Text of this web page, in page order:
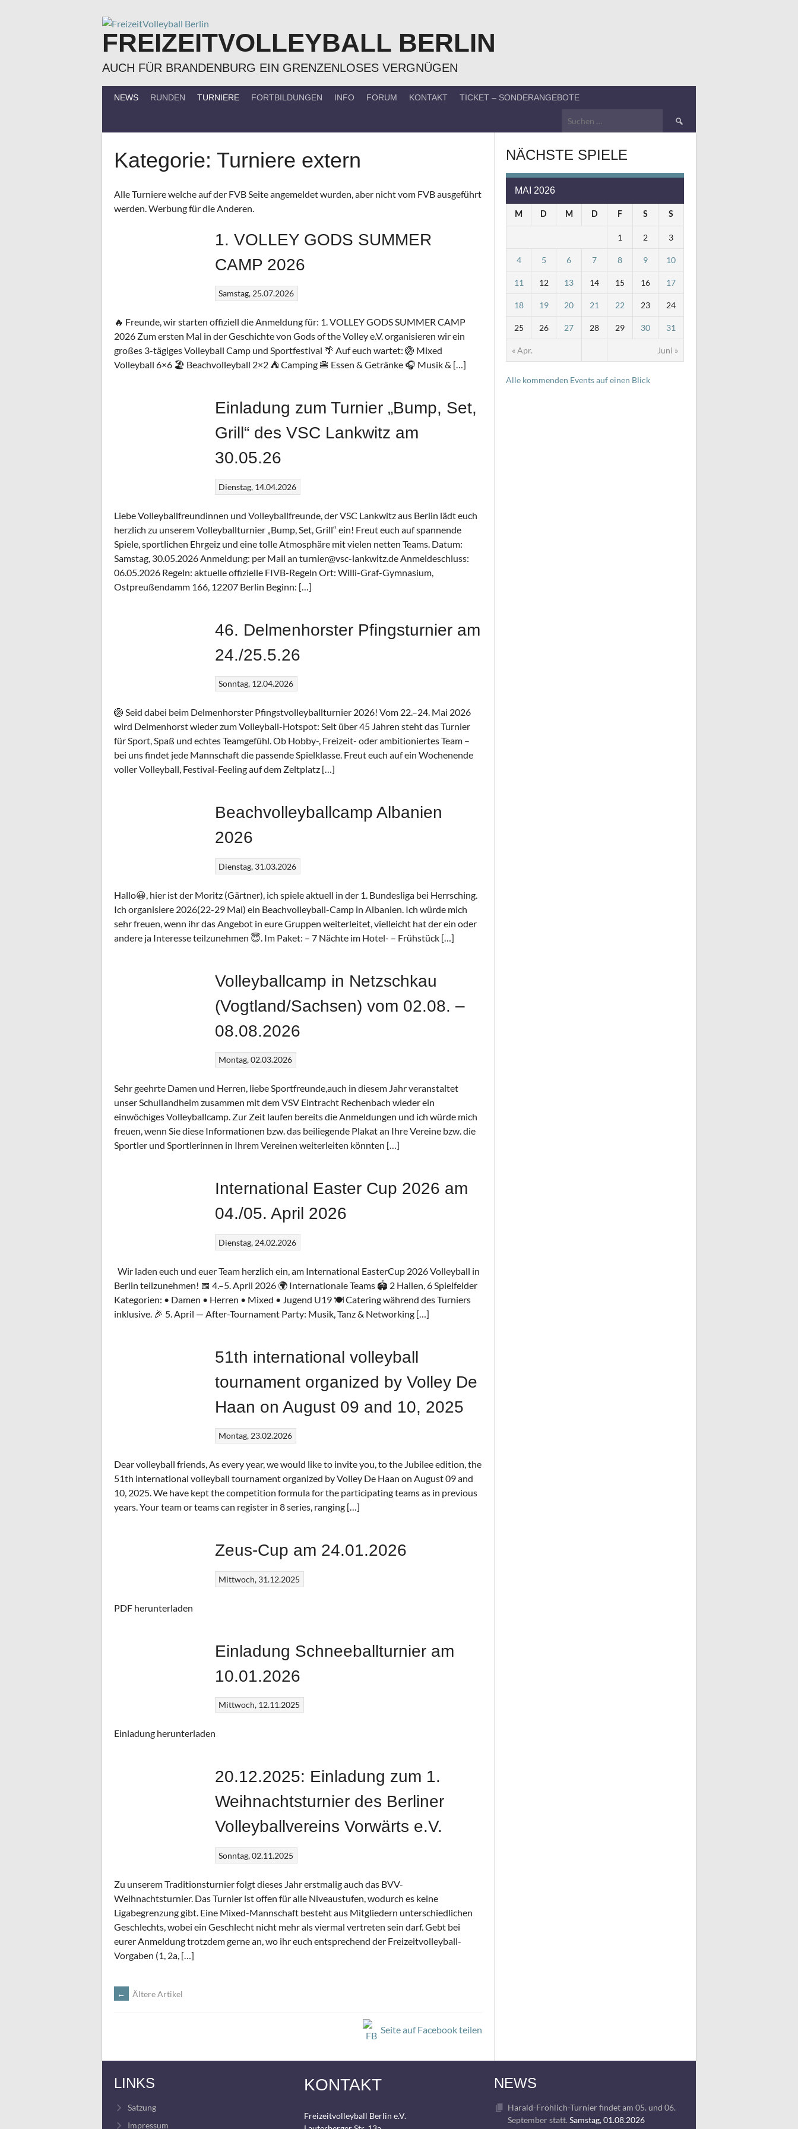
FREIZEITVOLLEYBALL BERLIN
AUCH FÜR BRANDENBURG EIN GRENZENLOSES VERGNÜGEN
NEWS RUNDEN TURNIERE FORTBILDUNGEN INFO FORUM KONTAKT TICKET – SONDERANGEBOTE
Suchen
Kategorie: Turniere extern
Alle Turniere welche auf der FVB Seite angemeldet wurden, aber nicht vom FVB ausgeführt
werden. Werbung für die Anderen.
1. VOLLEY GODS SUMMER
CAMP 2026
Samstag, 25.07.2026
🔥 Freunde, wir starten offiziell die Anmeldung für: 1. VOLLEY GODS SUMMER CAMP
2026 Zum ersten Mal in der Geschichte von Gods of the Volley e.V. organisieren wir ein
großes 3-tägiges Volleyball Camp und Sportfestival 🌴 Auf euch wartet: 🏐 Mixed
Volleyball 6×6 🏖 Beachvolleyball 2×2 ⛺ Camping 🍔 Essen & Getränke 🎧 Musik & […]
Einladung zum Turnier „Bump, Set,
Grill“ des VSC Lankwitz am
30.05.26
Dienstag, 14.04.2026
Liebe Volleyballfreundinnen und Volleyballfreunde, der VSC Lankwitz aus Berlin lädt euch
herzlich zu unserem Volleyballturnier „Bump, Set, Grill“ ein! Freut euch auf spannende
Spiele, sportlichen Ehrgeiz und eine tolle Atmosphäre mit vielen netten Teams. Datum:
Samstag, 30.05.2026 Anmeldung: per Mail an turnier@vsc-lankwitz.de Anmeldeschluss:
06.05.2026 Regeln: aktuelle offizielle FIVB-Regeln Ort: Willi-Graf-Gymnasium,
Ostpreußendamm 166, 12207 Berlin Beginn: […]
46. Delmenhorster Pfingsturnier am
24./25.5.26
Sonntag, 12.04.2026
🏐 Seid dabei beim Delmenhorster Pfingstvolleyballturnier 2026! Vom 22.–24. Mai 2026
wird Delmenhorst wieder zum Volleyball-Hotspot: Seit über 45 Jahren steht das Turnier
für Sport, Spaß und echtes Teamgefühl. Ob Hobby-, Freizeit- oder ambitioniertes Team –
bei uns findet jede Mannschaft die passende Spielklasse. Freut euch auf ein Wochenende
voller Volleyball, Festival-Feeling auf dem Zeltplatz […]
Beachvolleyballcamp Albanien
2026
Dienstag, 31.03.2026
Hallo😀, hier ist der Moritz (Gärtner), ich spiele aktuell in der 1. Bundesliga bei Herrsching.
Ich organisiere 2026(22-29 Mai) ein Beachvolleyball-Camp in Albanien. Ich würde mich
sehr freuen, wenn ihr das Angebot in eure Gruppen weiterleitet, vielleicht hat der ein oder
andere ja Interesse teilzunehmen 😇. Im Paket: – 7 Nächte im Hotel- – ⁠Frühstück […]
Volleyballcamp in Netzschkau
(Vogtland/Sachsen) vom 02.08. –
08.08.2026
Montag, 02.03.2026
Sehr geehrte Damen und Herren, liebe Sportfreunde,auch in diesem Jahr veranstaltet
unser Schullandheim zusammen mit dem VSV Eintracht Rechenbach wieder ein
einwöchiges Volleyballcamp. Zur Zeit laufen bereits die Anmeldungen und ich würde mich
freuen, wenn Sie diese Informationen bzw. das beiliegende Plakat an Ihre Vereine bzw. die
Sportler und Sportlerinnen in Ihrem Vereinen weiterleiten könnten […]
International Easter Cup 2026 am
04./05. April 2026
Dienstag, 24.02.2026
Wir laden euch und euer Team herzlich ein, am International EasterCup 2026 Volleyball in
Berlin teilzunehmen! 📅 4.–5. April 2026 🌍 Internationale Teams 🏟 2 Hallen, 6 Spielfelder
Kategorien: • Damen • Herren • Mixed • Jugend U19 🍽 Catering während des Turniers
inklusive. 🎉 5. April — After-Tournament Party: Musik, Tanz & Networking […]
51th international volleyball
tournament organized by Volley De
Haan on August 09 and 10, 2025
Montag, 23.02.2026
Dear volleyball friends, As every year, we would like to invite you, to the Jubilee edition, the
51th international volleyball tournament organized by Volley De Haan on August 09 and
10, 2025. We have kept the competition formula for the participating teams as in previous
years. Your team or teams can register in 8 series, ranging […]
Zeus-Cup am 24.01.2026
Mittwoch, 31.12.2025
PDF herunterladen
Einladung Schneeballturnier am
10.01.2026
Mittwoch, 12.11.2025
Einladung herunterladen
20.12.2025: Einladung zum 1.
Weihnachtsturnier des Berliner
Volleyballvereins Vorwärts e.V.
Sonntag, 02.11.2025
Zu unserem Traditionsturnier folgt dieses Jahr erstmalig auch das BVV-
Weihnachtsturnier. Das Turnier ist offen für alle Niveaustufen, wodurch es keine
Ligabegrenzung gibt. Eine Mixed-Mannschaft besteht aus Mitgliedern unterschiedlichen
Geschlechts, wobei ein Geschlecht nicht mehr als viermal vertreten sein darf. Gebt bei
eurer Anmeldung trotzdem gerne an, wo ihr euch entsprechend der Freizeitvolleyball-
Vorgaben (1, 2a, […]
BEITRAGSNAVIGATION
← Ältere Artikel
Seite auf Facebook teilen
NÄCHSTE SPIELE
MAI 2026
M D M D F S S
« Apr. Juni »
1 2 3
4 5 6 7 8 9 10
11 12 13 14 15 16 17
18 19 20 21 22 23 24
25 26 27 28 29 30 31
Alle kommenden Events auf einen Blick
LINKS
Satzung
Impressum
KONTAKT
Freizeitvolleyball Berlin e.V.
NEWS
Harald-Fröhlich-Turnier findet am 05. und 06.
September statt. Samstag, 01.08.2026